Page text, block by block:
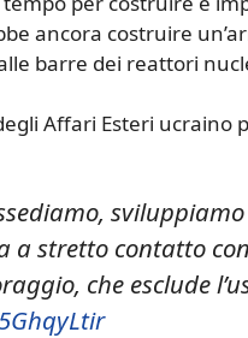
ancora costruire
barre dei reattori
Affari Esteri ucraino
stretto contatto con
che esclude